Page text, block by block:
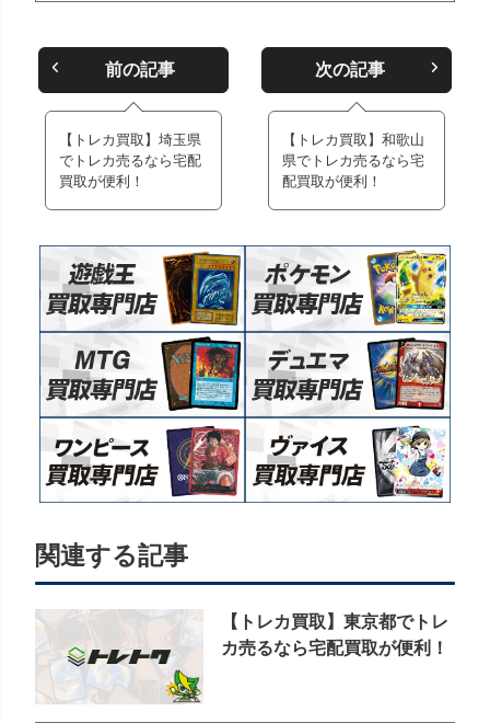
前の記事
【トレカ買取】埼玉県
でトレカ売るなら宅配
買取が便利！
次の記事
【トレカ買取】和歌山
県でトレカ売るなら宅
配買取が便利！
関連する記事
【トレカ買取】東京都でトレ
カ売るなら宅配買取が便利！